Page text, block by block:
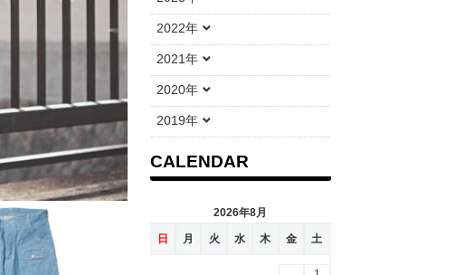
2022年
2021年
2020年
2019年
CALENDAR
2026年8月
日 月 火 水 木 金 土